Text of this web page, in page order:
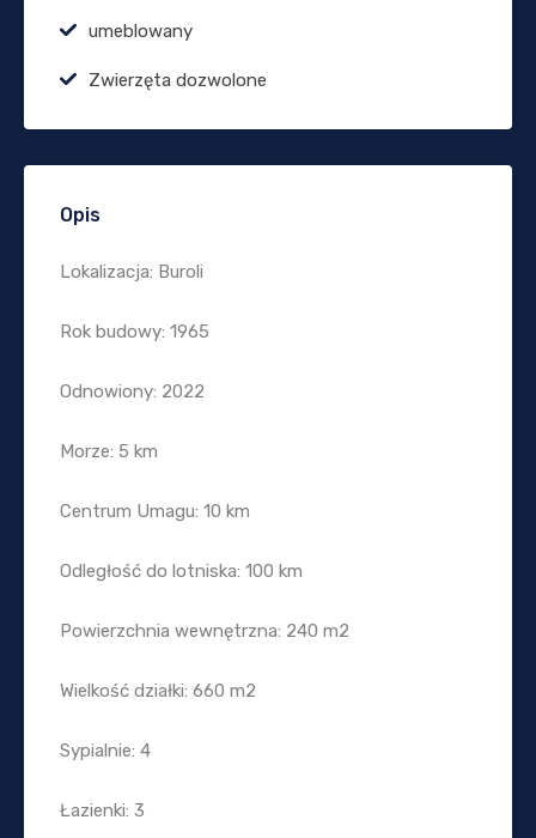
umeblowany
Zwierzęta dozwolone
Opis
Lokalizacja: Buroli
Rok budowy: 1965
Odnowiony: 2022
Morze: 5 km
Centrum Umagu: 10 km
Odległość do lotniska: 100 km
Powierzchnia wewnętrzna: 240 m2
Wielkość działki: 660 m2
Sypialnie: 4
Łazienki: 3